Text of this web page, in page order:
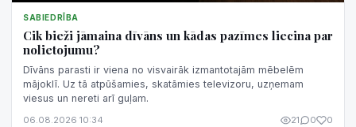
SABIEDRĪBA
Cik bieži jāmaina dīvāns un kādas pazīmes liecina par
nolietojumu?
Dīvāns parasti ir viena no visvairāk izmantotajām mēbelēm
mājoklī. Uz tā atpūšamies, skatāmies televizoru, uzņemam
viesus un nereti arī guļam.
06.08.2026 10:34 21 0 0